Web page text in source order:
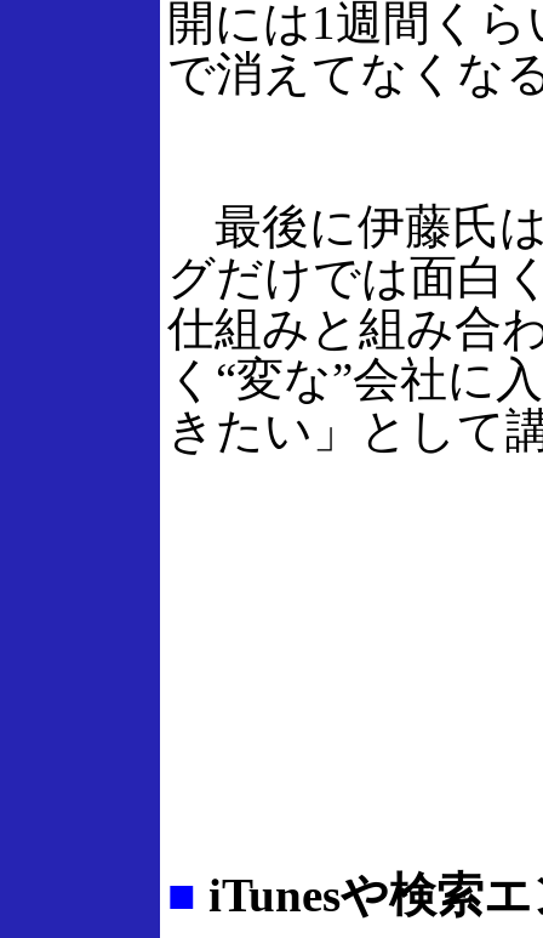
開には1週間く
で消えてなくな
最後に伊藤氏
グだけでは面白
仕組みと組み合
く“変な”会社に
きたい」として
■ iTunesや検索